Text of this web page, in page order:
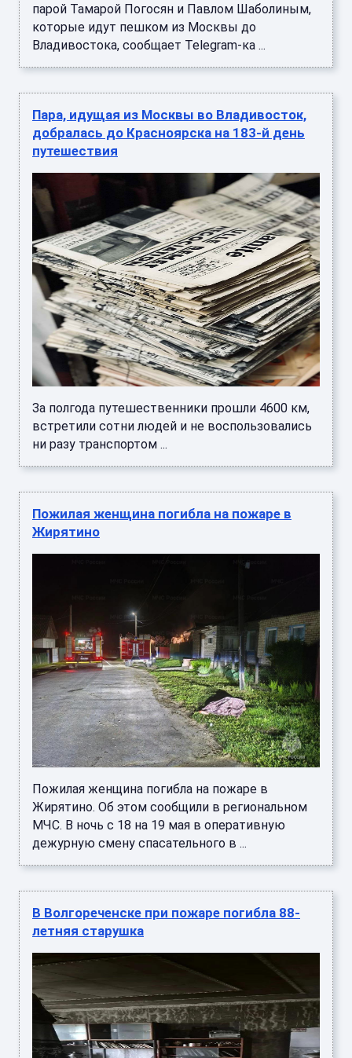
парой Тамарой Погосян и Павлом Шаболиным,
которые идут пешком из Москвы до
Владивостока, сообщает Telegram-ка ...
Пара, идущая из Москвы во Владивосток,
добралась до Красноярска на 183-й день
путешествия
За полгода путешественники прошли 4600 км,
встретили сотни людей и не воспользовались
ни разу транспортом ...
Пожилая женщина погибла на пожаре в
Жирятино
Пожилая женщина погибла на пожаре в
Жирятино. Об этом сообщили в региональном
МЧС. В ночь с 18 на 19 мая в оперативную
дежурную смену спасательного в ...
В Волгореченске при пожаре погибла 88-
летняя старушка